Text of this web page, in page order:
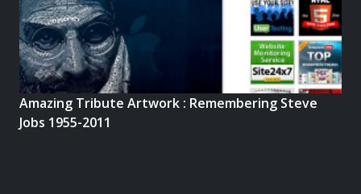
Amazing Tribute Artwork : Remembering Steve
Jobs 1955-2011